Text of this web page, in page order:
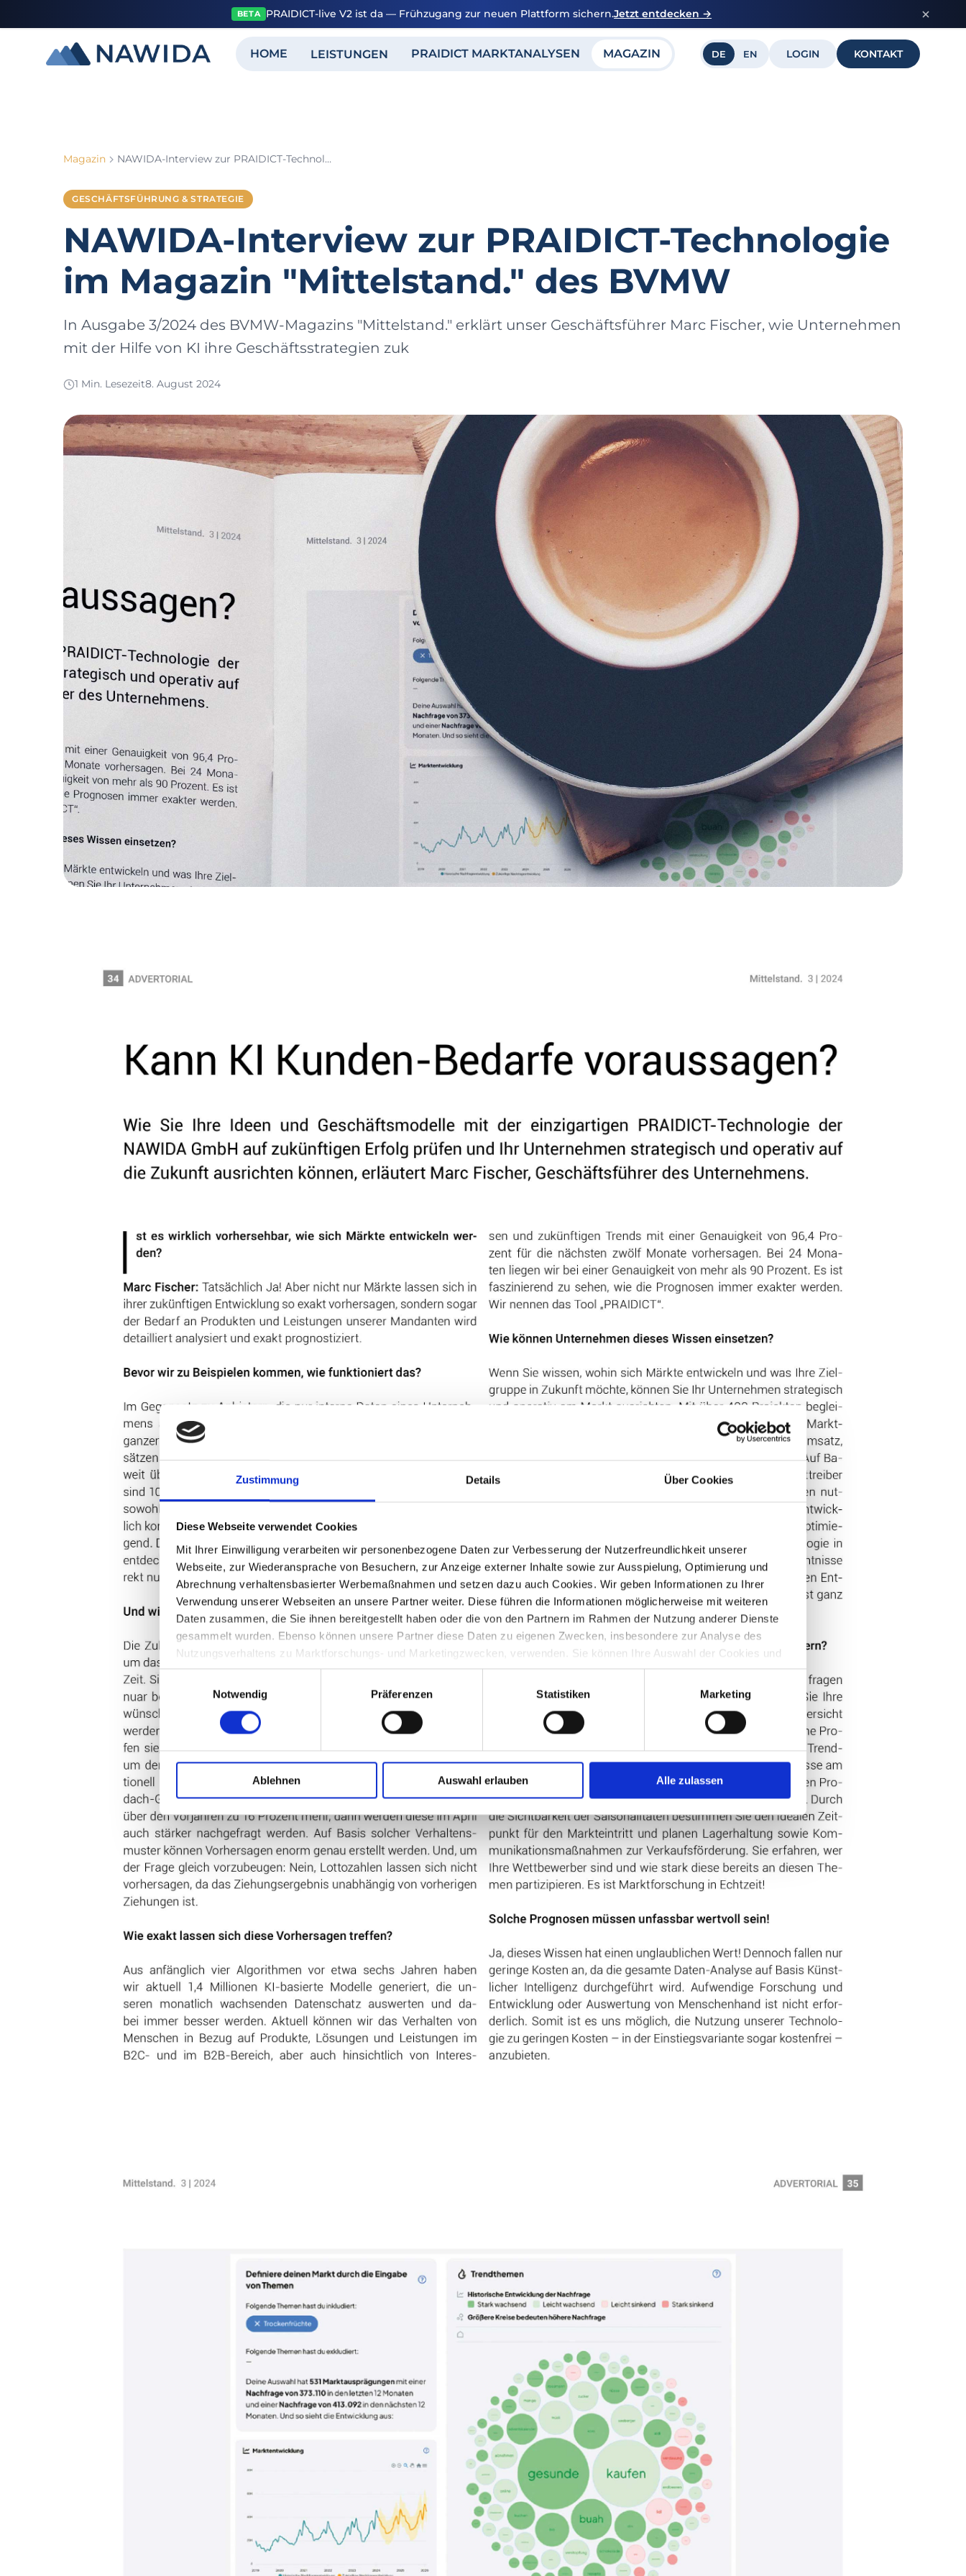
BETA PRAIDICT-live V2 ist da — Frühzugang zur neuen Plattform sichern.Jetzt entdecken →
Zustimmung Details Über Cookies
Diese Webseite verwendet Cookies
Mit Ihrer Einwilligung verarbeiten wir personenbezogene Daten zur Verbesserung der Nutzerfreundlichkeit unserer
Webseite, zur Wiederansprache von Besuchern, zur Anzeige externer Inhalte sowie zur Ausspielung, Optimierung und
Abrechnung verhaltensbasierter Werbemaßnahmen und setzen dazu auch Cookies. Wir geben Informationen zu Ihrer
Verwendung unserer Webseiten an unsere Partner weiter. Diese führen die Informationen möglicherweise mit weiteren
Daten zusammen, die Sie ihnen bereitgestellt haben oder die von den Partnern im Rahmen der Nutzung anderer Dienste
gesammelt wurden. Ebenso können unsere Partner diese Daten zu eigenen Zwecken, insbesondere zur Analyse des
Nutzungsverhaltens zu Marktforschungs- und Marketingzwecken, verwenden. Sie können Ihre Auswahl der Cookies und
Datenverarbeitung individuell festlegen und jederzeit für die Zukunft ändern. Weiteres erfahren Sie in den Einstellungen
und in unserer
Datenschutzinformation .
Notwendig
Präferenzen Statistiken Marketing
Ablehnen Auswahl erlauben Alle zulassen
HOME LEISTUNGEN PRAIDICT MARKTANALYSEN MAGAZIN DE EN LOGIN KONTAKT
Magazin NAWIDA-Interview zur PRAIDICT-Technologie im Magazin "Mittelstand." des BVMW
GESCHÄFTSFÜHRUNG & STRATEGIE
NAWIDA-Interview zur PRAIDICT-Technologie
im Magazin "Mittelstand." des BVMW
In Ausgabe 3/2024 des BVMW-Magazins "Mittelstand." erklärt unser Geschäftsführer Marc Fischer, wie Unternehmen
mit der Hilfe von KI ihre Geschäftsstrategien zuk
1 Min. Lesezeit8. August 2024